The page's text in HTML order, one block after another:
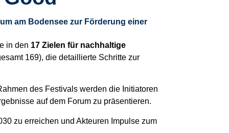
am Bodensee zur Förderung einer
in den 17 Zielen für nachhaltige
169), die detaillierte Schritte zur
des Festivals werden die Initiatoren
auf dem Forum zu präsentieren.
zu erreichen und Akteuren Impulse zum